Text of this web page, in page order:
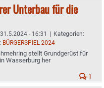
Unterbau für die
31.5.2024 - 16:31 | Kategorien:
BÜRGERSPIEL 2024
stellt Grundgerüst für
Wasserburg her
1